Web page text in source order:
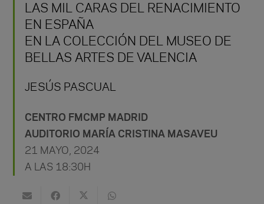
LAS MIL CARAS DEL RENACIMIENTO
EN ESPAÑA
EN LA COLECCIÓN DEL MUSEO DE
BELLAS ARTES DE VALENCIA
JESÚS PASCUAL
CENTRO FMCMP MADRID
AUDITORIO MARÍA CRISTINA MASAVEU
21 MAYO, 2024
A LAS 18:30H